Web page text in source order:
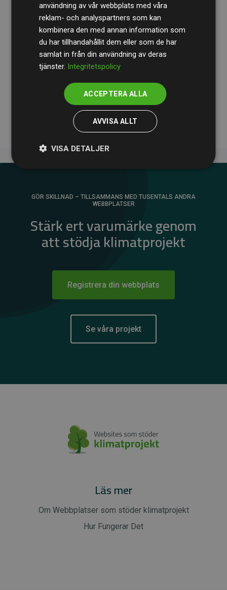
RevisionsbyrånBDOgranskar kontinuerligt våra
beräkningar och vår metod för att säkerställa
transparens och tillförlitlighet.
Deras granskning visar att våra investeringar i
klimatprojekt i genomsnitt kompenserar för
de beräknade CO₂-utsläppenfrån
medlemswebbplatser – ett tydligt bevis på att vårt
arbetssätt ger mätbar klimatnytta.
GÖR SKILLNAD – TILLSAMMANS MED TUSENTALS ANDRA
WEBBPLATSER
Stärk ert varumärke genom
att stödja klimatprojekt
Registrera din webbplats
Se våra projekt
Läs mer
Om Webbplatser som stöder klimatprojekt
Hur Fungerar Det
användning av vår webbplats med våra
reklam- och analyspartners som kan
kombinera den med annan information som
du har tillhandahållit dem eller som de har
samlat in från din användning av deras
tjänster. Integritetspolicy
ACCEPTERA ALLA
AVVISA ALLT
VISA DETALJER